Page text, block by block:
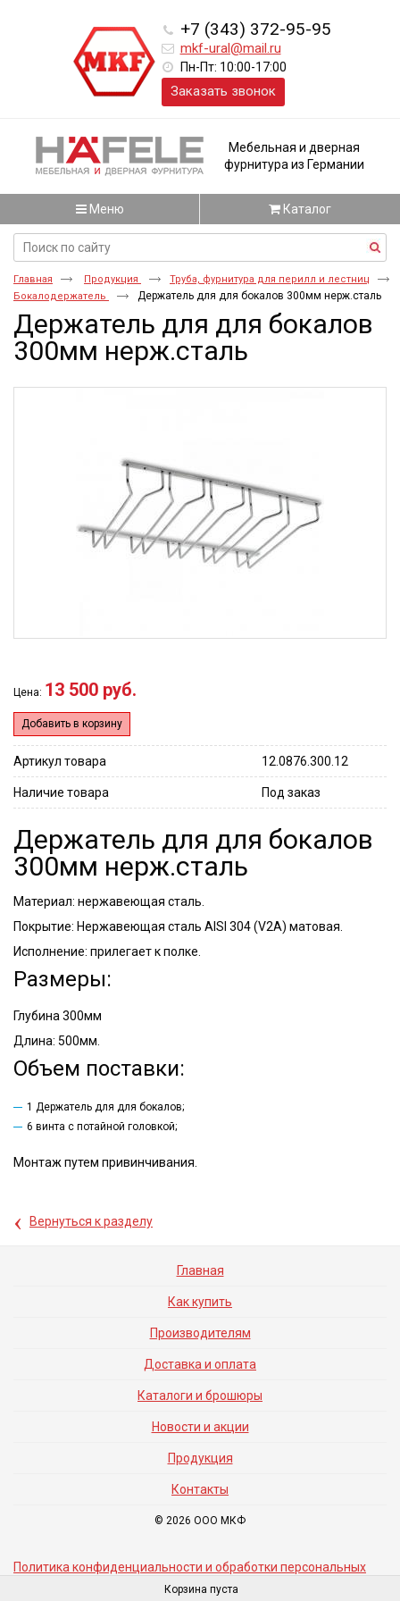
+7 (343) 372-95-95
mkf-ural@mail.ru
Пн-Пт: 10:00-17:00
Заказать звонок
Мебельная и дверная
фурнитура из Германии
Меню Каталог
Главная Продукция
Труба, фурнитура для перилл и лестниц
Бокалодержатель
Держатель для для бокалов 300мм нерж.сталь
Держатель для для бокалов
300мм нерж.сталь
Цена: 13 500 руб.
Добавить в корзину
Артикул товара 12.0876.300.12
Наличие товара Под заказ
Держатель для для бокалов
300мм нерж.сталь
Материал: нержавеющая сталь.
Покрытие: Нержавеющая сталь AISI 304 (V2A) матовая.
Исполнение: прилегает к полке.
Размеры:
Глубина 300мм
Длина: 500мм.
Объем поставки:
1 Держатель для для бокалов;
6 винта с потайной головкой;
Монтаж путем привинчивания.
‹ Вернуться к разделу
Главная
Как купить
Производителям
Доставка и оплата
Каталоги и брошюры
Новости и акции
Продукция
Контакты
© 2026 ООО МКФ
Политика конфиденциальности и обработки персональных
данных
Корзина пуста